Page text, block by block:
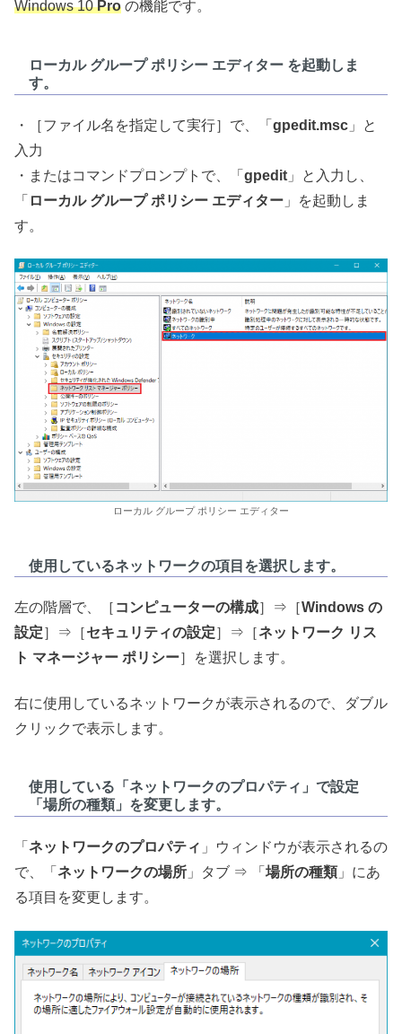
Windows 10Pro の機能です。
ローカル グループ ポリシー エディター を起動しま
す。
・［ファイル名を指定して実行］で、「 gpedit.msc 」と
入力
・またはコマンドプロンプトで、「 gpedit 」と入力し、
「 ローカル グループ ポリシー エディター 」を起動しま
す。
ローカル グループ ポリシー エディター
使用しているネットワークの項目を選択します。
左の階層で、［ コンピューターの構成］⇒［Windows の
設定］⇒［セキュリティの設定］⇒［ネットワーク リス
ト マネージャー ポリシー］を選択します。
右に使用しているネットワークが表示されるので、ダブル
クリックで表示します。
使用している「ネットワークのプロパティ」で設定
「場所の種類」を変更します。
「 ネットワークのプロパティ 」ウィンドウが表示されるの
で、「 ネットワークの場所 」タブ ⇒ 「 場所の種類 」にあ
る項目を変更します。